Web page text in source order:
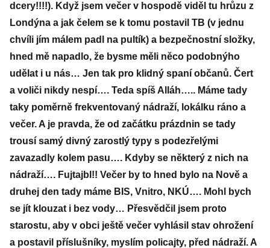
dcery!!!!). Když jsem večer v hospodě viděl tu hrůzu z
Londýna a jak čelem se k tomu postavil TB (v jednu
chvíli jím málem padl na pultík) a bezpečnostní složky,
hned mě napadlo, že bysme měli něco podobnýho
udělat i u nás… Jen tak pro klidný spaní občanů. Čert
a voliči nikdy nespí…. Teda spíš Alláh….. Máme tady
taky poměrně frekventovaný nádraží, lokálku ráno a
večer. A je pravda, že od začátku prázdnin se tady
trousí samý divný zarostlý typy s podezřelými
zavazadly kolem pasu…. Kdyby se některý z nich na
nádraží…. Fujtajbl!! Večer by to hned bylo na Nově a
druhej den tady máme BIS, Vnitro, NKÚ…. Mohl bych
se jít klouzat i bez vody… Přesvědčil jsem proto
starostu, aby v obci ještě večer vyhlásil stav ohrožení
a postavil příslušníky, myslím policajty, před nádraží. A